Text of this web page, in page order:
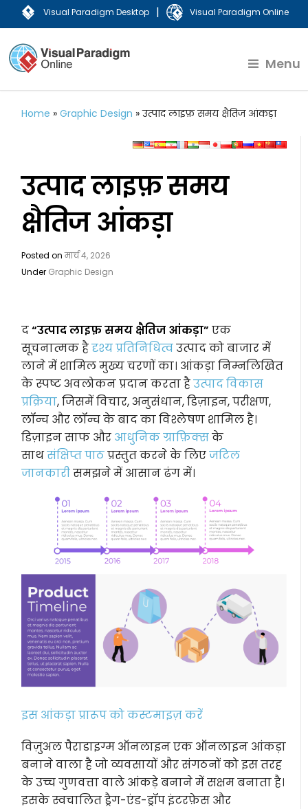
Visual Paradigm Desktop | Visual Paradigm Online
Menu
Home »Graphic Design »उत्पाद लाइफ़ समय क्षैतिज आंकड़ा
उत्पाद लाइफ़ समय
क्षैतिज आंकड़ा
Posted onमार्च 4, 2026
Under Graphic Design
द“उत्पाद लाइफ़ समय क्षैतिज आंकड़ा” एक
सूचनात्मक हैदृश्य प्रतिनिधित्वउत्पाद को बाजार में
लाने में शामिल मुख्य चरणों का। आंकड़ा निम्नलिखित
के स्पष्ट अवलोकन प्रदान करता हैउत्पाद विकास
प्रक्रिया, जिसमें विचार, अनुसंधान, डिज़ाइन, परीक्षण,
लॉन्च और लॉन्च के बाद का विश्लेषण शामिल है।
डिज़ाइन साफ और आधुनिक ग्राफ़िक्सके
साथसंक्षिप्त पाठप्रस्तुत करने के लिएजटिल
जानकारीसमझने में आसान ढंग में।
इस आंकड़ा प्रारूप को कस्टमाइज़ करें
विज़ुअल पैराडाइग्म ऑनलाइन एक ऑनलाइन आंकड़ा
बनाने वाला है जो व्यवसायों और संगठनों को इस तरह
के उच्च गुणवत्ता वाले आंकड़े बनाने में सक्षम बनाता है।
इसके स्वचालित ड्रैग-एंड-ड्रॉप इंटरफ़ेस और